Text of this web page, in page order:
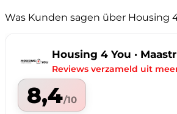
Was Kunden sagen über Housing